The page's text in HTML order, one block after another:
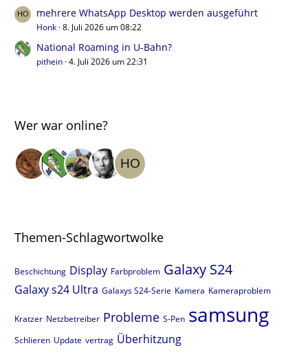
mehrere WhatsApp Desktop werden ausgeführt
Honk 8. Juli 2026 um 08:22
National Roaming in U-Bahn?
pithein 4. Juli 2026 um 22:31
Wer war online?
Themen-Schlagwortwolke
Beschichtung Display Farbproblem Galaxy S24
Galaxy s24 Ultra Galaxys S24-Serie Kamera Kameraproblem
Kratzer Netzbetreiber Probleme S-Pen samsung
Schlieren Update vertrag Überhitzung